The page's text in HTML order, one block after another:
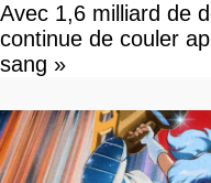
Avec 1,6 milliard de
continue de couler
sang »